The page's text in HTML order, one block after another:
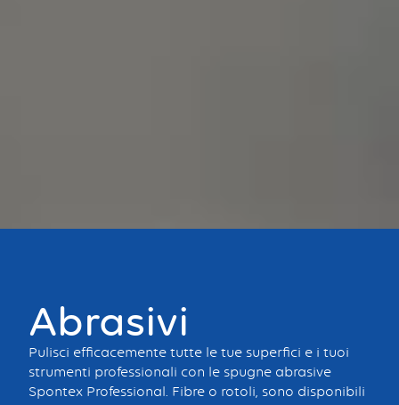
Abrasivi
Pulisci efficacemente tutte le tue superfici e i tuoi
strumenti professionali con le spugne abrasive
Spontex Professional. Fibre o rotoli, sono disponibili